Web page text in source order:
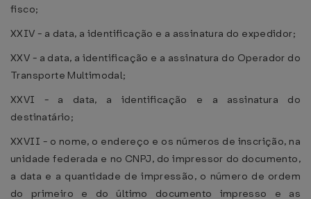
fisco;
XXIV - a data, a identificação e a assinatura do expedidor;
XXV - a data, a identificação e a assinatura do Operador do
Transporte Multimodal;
XXVI - a data, a identificação e a assinatura do
destinatário;
XXVII - o nome, o endereço e os números de inscrição, na
unidade federada e no CNPJ, do impressor do documento,
a data e a quantidade de impressão, o número de ordem
do primeiro e do último documento impresso e as